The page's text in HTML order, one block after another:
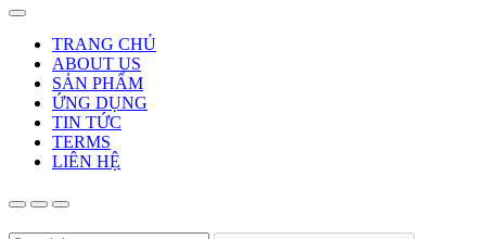
TRANG CHỦ
ABOUT US
SẢN PHẨM
ỨNG DỤNG
TIN TỨC
TERMS
LIÊN HỆ